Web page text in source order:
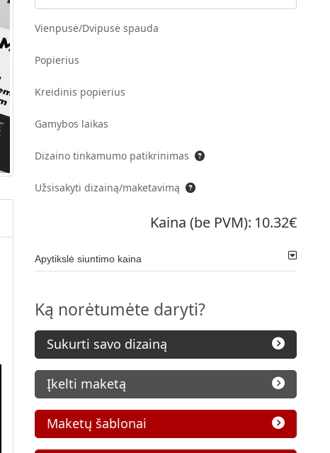
Vienpusė/Dvipusė spauda
Popierius
Kreidinis popierius
Gamybos laikas
Dizaino tinkamumo patikrinimas
Užsisakyti dizainą/maketavimą
Kaina (be PVM): 10.32€
Apytikslė siuntimo kaina
Ką norėtumėte daryti?
Sukurti savo dizainą
Įkelti maketą
Maketų šablonai